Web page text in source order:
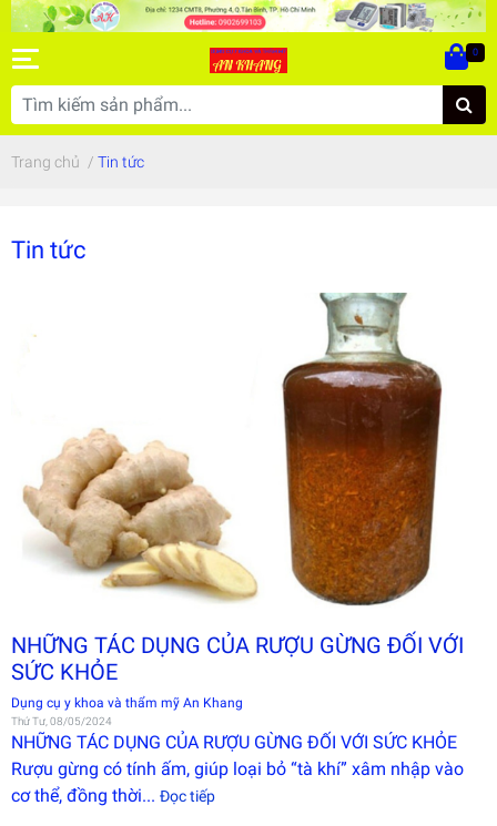
0
Trang chủ / Tin tức
Tin tức
NHỮNG TÁC DỤNG CỦA RƯỢU GỪNG ĐỐI VỚI
SỨC KHỎE
Dụng cụ y khoa và thẩm mỹ An Khang
Thứ Tư, 08/05/2024
NHỮNG TÁC DỤNG CỦA RƯỢU GỪNG ĐỐI VỚI SỨC KHỎE
Rượu gừng có tính ấm, giúp loại bỏ “tà khí” xâm nhập vào
cơ thể, đồng thời... Đọc tiếp